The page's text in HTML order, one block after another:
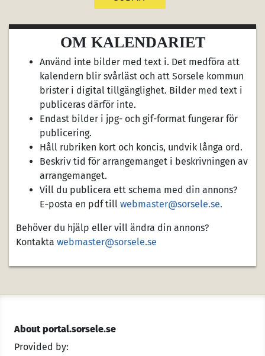
OM KALENDARIET
Använd inte bilder med text i. Det medföra att
kalendern blir svårläst och att Sorsele kommun
brister i digital tillgänglighet. Bilder med text i
publiceras därför inte.
Endast bilder i jpg- och gif-format fungerar för
publicering.
Håll rubriken kort och koncis, undvik långa ord.
Beskriv tid för arrangemanget i beskrivningen av
arrangemanget.
Vill du publicera ett schema med din annons?
E‑posta en pdf till webmaster@sorsele.se.
Behöver du hjälp eller vill ändra din annons?
Kontakta webmaster@sorsele.se
About portal.sorsele.se
Provided by: